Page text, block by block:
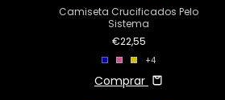
Camiseta Crucificados Pelo
Sistema
€22,55
+4
Comprar